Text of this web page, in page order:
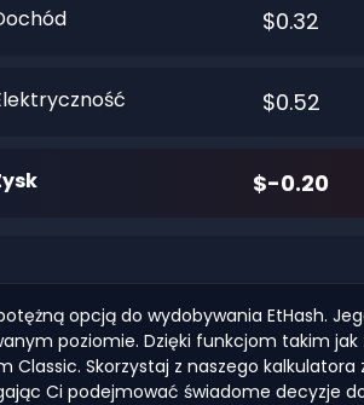
$0.32
$0.52
$-0.20
opcją do wydobywania EtHash.
poziomie. Dzięki funkcjom takim
Skorzystaj z naszego
Ci podejmować świadome decyzje